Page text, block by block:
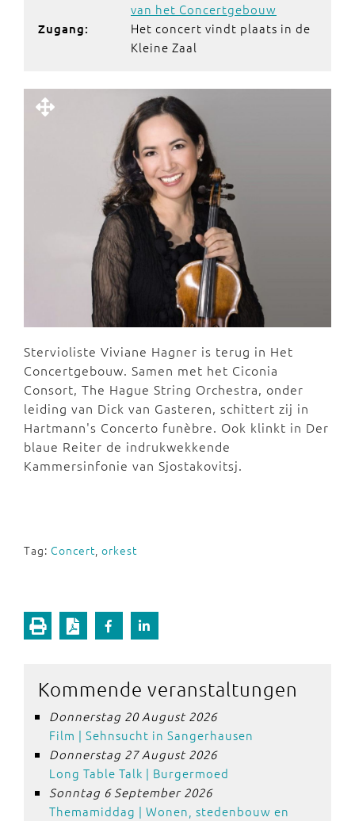
van het Concertgebouw
Zugang:
Het concert vindt plaats in de
Kleine Zaal
Stervioliste Viviane Hagner is terug in Het
Concertgebouw. Samen met het Ciconia
Consort, The Hague String Orchestra, onder
leiding van Dick van Gasteren, schittert zij in
Hartmann's Concerto funèbre. Ook klinkt in Der
blaue Reiter de indrukwekkende
Kammersinfonie van Sjostakovitsj.
Tag: Concert, orkest
Kommende veranstaltungen
Donnerstag 20 August 2026
Film | Sehnsucht in Sangerhausen
Donnerstag 27 August 2026
Long Table Talk | Burgermoed
Sonntag 6 September 2026
Themamiddag | Wonen, stedenbouw en